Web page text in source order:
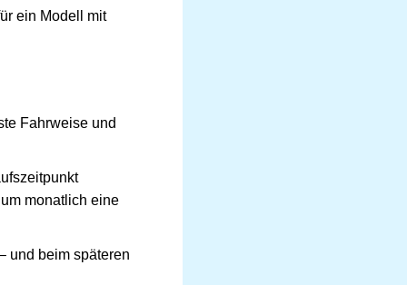
ein Modell mit
Fahrweise und
monatlich eine
und beim späteren